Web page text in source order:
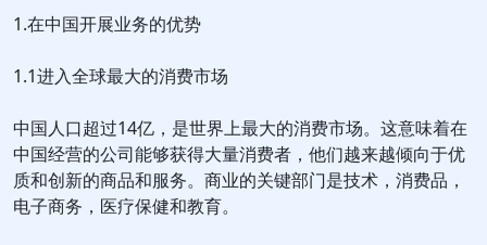
1.在中国开展业务的优势
1.1进入全球最大的消费市场
中国人口超过14亿，是世界上最大的消费市场。这意味着在
中国经营的公司能够获得大量消费者，他们越来越倾向于优
质和创新的商品和服务。商业的关键部门是技术，消费品，
电子商务，医疗保健和教育。